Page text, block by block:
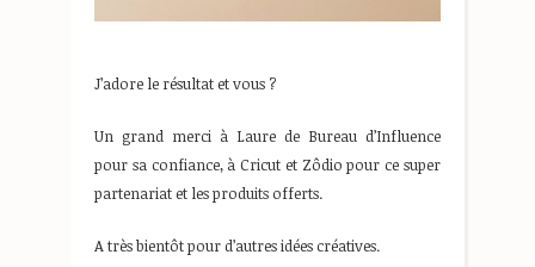
J’adore le résultat et vous ?
Un grand merci à Laure de Bureau d’Influence
pour sa confiance, à Cricut et Zôdio pour ce super
partenariat et les produits offerts.
A très bientôt pour d’autres idées créatives.